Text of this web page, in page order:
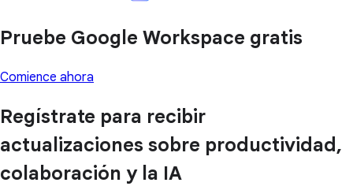
Pruebe Google Workspace gratis
Comience ahora
Regístrate para recibir
actualizaciones sobre productividad,
colaboración y la IA